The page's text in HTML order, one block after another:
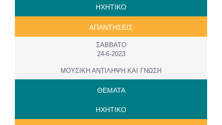
ΗΧΗΤΙΚΟ
ΑΠΑΝΤΗΣΕΙΣ
ΣΑΒΒΑΤΟ
24-6-2023
ΜΟΥΣΙΚΗ ΑΝΤΙΛΗΨΗ ΚΑΙ ΓΝΩΣΗ
ΘΕΜΑΤΑ
ΗΧΗΤΙΚΟ